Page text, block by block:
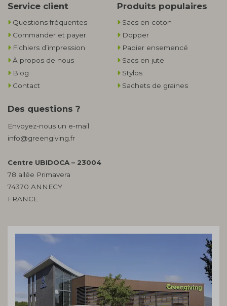
Service client
Questions fréquentes
Commander et payer
Fichiers d’impression
À propos de nous
Blog
Contact
Produits populaires
Sacs en coton
Dopper
Papier ensemencé
Sacs en jute
Stylos
Sachets de graines
Des questions ?
Envoyez-nous un e-mail :
info@greengiving.fr
Centre UBIDOCA – 23004
78 allée Primavera
74370 ANNECY
FRANCE